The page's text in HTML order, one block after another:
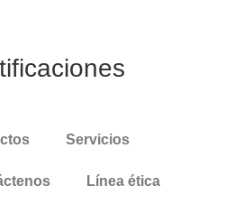
Servicios
Línea ética